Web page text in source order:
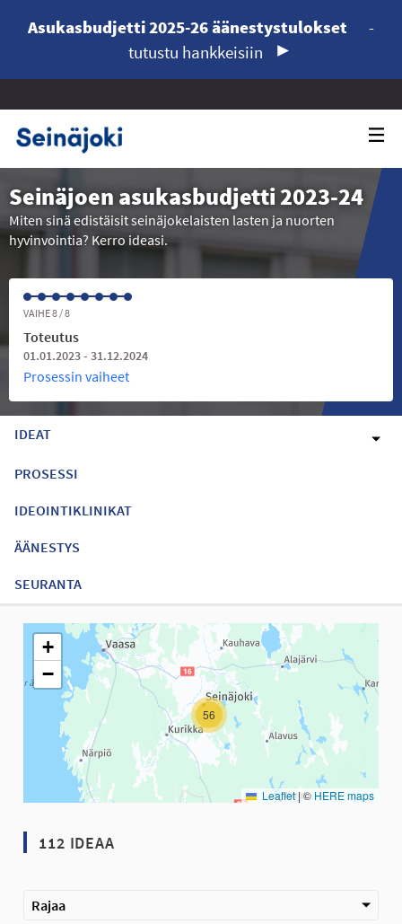
Asukasbudjetti 2025-26 äänestystulokset
-
tutustu hankkeisiin
Seinäjoen asukasbudjetti 2023-24
Miten sinä edistäisit seinäjokelaisten lasten ja nuorten
hyvinvointia? Kerro ideasi.
VAIHE 8 / 8
Toteutus
01.01.2023 - 31.12.2024
Prosessin vaiheet
IDEAT
PROSESSI
IDEOINTIKLINIKAT
ÄÄNESTYS
SEURANTA
Seuraavassa elementissä on kartta, joka esittää tämän
56
+
−
Leaflet |© HERE maps
112 IDEAA
Rajaa